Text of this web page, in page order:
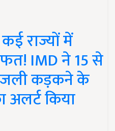
राज्यों में
IMD ने 15 से
कड़कने के
अलर्ट किया